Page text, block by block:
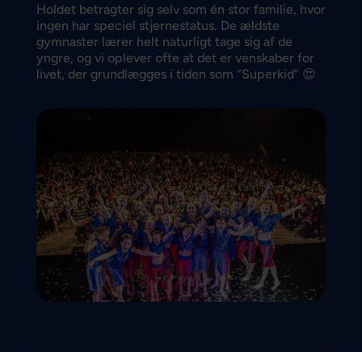
Holdet betragter sig selv som én stor familie, hvor
ingen har speciel stjernestatus. De ældste
gymnaster lærer helt naturligt tage sig af de
yngre, og vi oplever ofte at det er venskaber for
livet, der grundlægges i tiden som “Superkid” 😍